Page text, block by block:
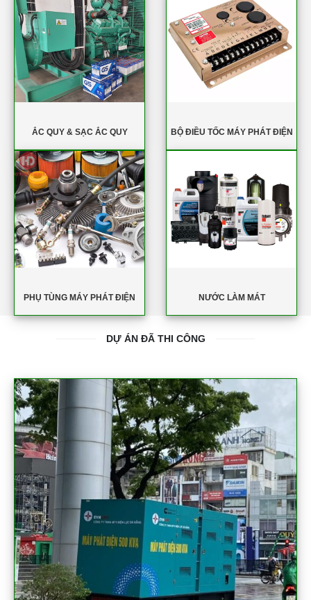
ẮC QUY & SẠC ẮC QUY BỘ ĐIỀU TỐC MÁY PHÁT ĐIỆN
PHỤ TÙNG MÁY PHÁT ĐIỆN NƯỚC LÀM MÁT
DỰ ÁN ĐÃ THI CÔNG